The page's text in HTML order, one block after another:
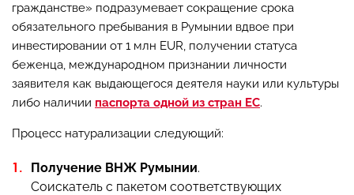
гражданстве» подразумевает сокращение срока
обязательного пребывания в Румынии вдвое при
инвестировании от 1 млн EUR, получении статуса
беженца, международном признании личности
заявителя как выдающегося деятеля науки или культуры
либо наличии паспорта одной из стран ЕС.
Процесс натурализации следующий:
Получение ВНЖ Румынии.
Соискатель с пакетом соответствующих